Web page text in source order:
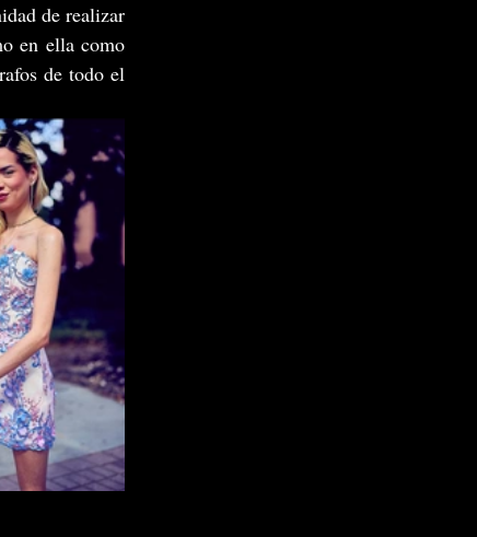
de realizar
en ella como
de todo el